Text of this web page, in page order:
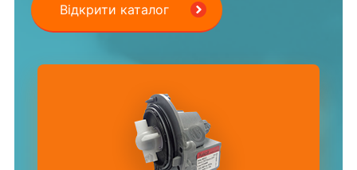
Відкрити каталог